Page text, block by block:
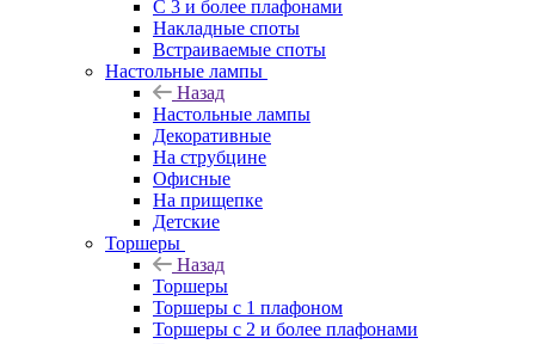
С 3 и более плафонами
Накладные споты
Встраиваемые споты
Настольные лампы
Назад
Настольные лампы
Декоративные
На струбцине
Офисные
На прищепке
Детские
Торшеры
Назад
Торшеры
Торшеры с 1 плафоном
Торшеры с 2 и более плафонами